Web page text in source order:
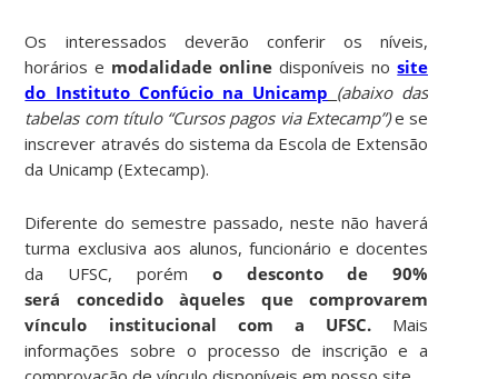
Os interessados deverão conferir os níveis,
horários e modalidade online disponíveis nosite
do Instituto Confúcio na Unicamp (abaixo das
tabelas com título “Cursos pagos via Extecamp”)e se
inscrever através do sistema da Escola de Extensão
da Unicamp (Extecamp).
Diferente do semestre passado, neste não haverá
turma exclusiva aos alunos, funcionário e docentes
da UFSC, porém o desconto de 90%
será concedido àqueles que comprovarem
vínculo institucional com a UFSC. Mais
informações sobre o processo de inscrição e a